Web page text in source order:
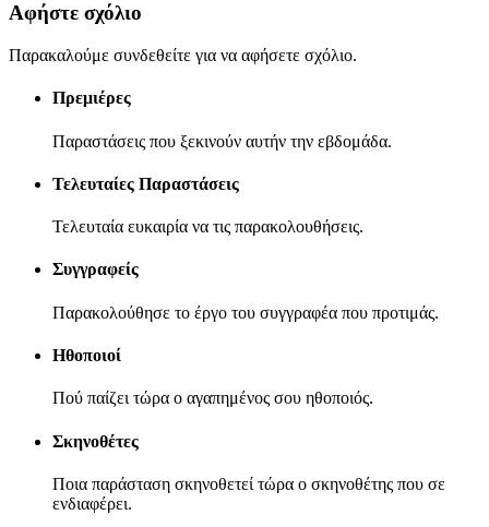
Αφήστε σχόλιο
Παρακαλούμε συνδεθείτε για να αφήσετε σχόλιο.
Πρεμιέρες
Παραστάσεις που ξεκινούν αυτήν την εβδομάδα.
Τελευταίες Παραστάσεις
Τελευταία ευκαιρία να τις παρακολουθήσεις.
Συγγραφείς
Παρακολούθησε το έργο του συγγραφέα που προτιμάς.
Ηθοποιοί
Πού παίζει τώρα ο αγαπημένος σου ηθοποιός.
Σκηνοθέτες
Ποια παράσταση σκηνοθετεί τώρα ο σκηνοθέτης που σε
ενδιαφέρει.